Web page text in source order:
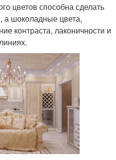
цветов способна сделать
а шоколадные цвета,
контраста, лаконичности и